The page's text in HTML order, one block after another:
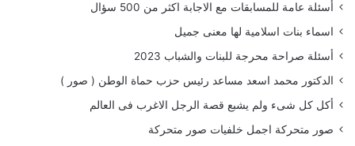
أسئلة عامة للمسابقات مع الاجابة اكثر من 500 سؤال
اسماء بنات اسلامية لها معنى جميل
أسئلة صراحة محرجة للبنات والشباب 2023
الدكتور محمد اسعد مساعد رئيس حزب حماة الوطن ( صور )
أكل كل شىء ولم يشبع قصة الرجل الاغرب فى العالم
صور متحركة اجمل خلفيات صور متحركة